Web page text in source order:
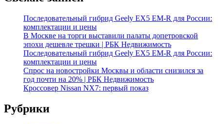
Последовательный гибрид Geely EX5 EM-R для России:
комплектации и цены
В Москве на торги выставили палаты допетровской
эпохи дешевле трешки | РБК Недвижимость
Последовательный гибрид Geely EX5 EM-R для России:
комплектации и цены
Спрос на новостройки Москвы и области снизился за
год почти на 20% | РБК Недвижимость
Кроссовер Nissan NX7: первый показ
Рубрики